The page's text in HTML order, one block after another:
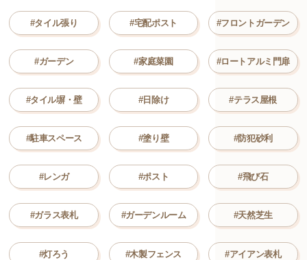
#タイル張り #宅配ポスト #フロントガーデン
#ガーデン #家庭菜園 #ロートアルミ門扉
#タイル塀・壁 #日除け #テラス屋根
#駐車スペース #塗り壁 #防犯砂利
#レンガ #ポスト #飛び石
#ガラス表札 #ガーデンルーム #天然芝生
#灯ろう #木製フェンス #アイアン表札